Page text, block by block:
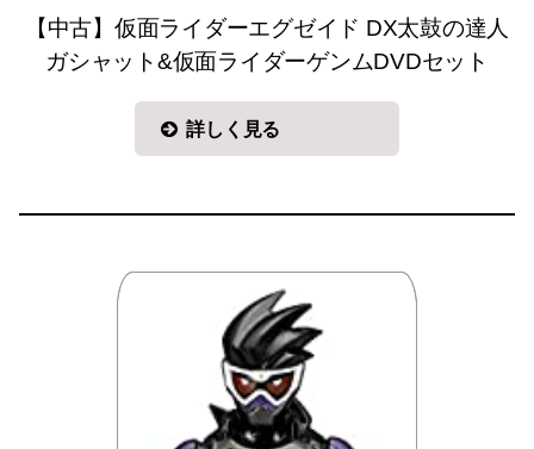
【中古】仮面ライダーエグゼイド DX太鼓の達人
ガシャット&仮面ライダーゲンムDVDセット
詳しく見る